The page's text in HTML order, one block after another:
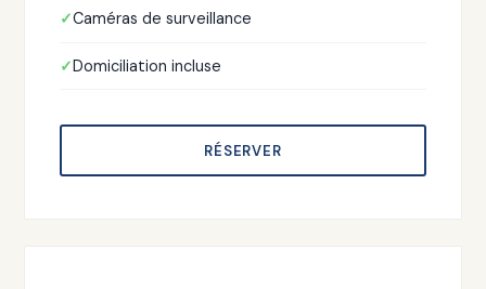
Caméras de surveillance
Domiciliation incluse
RÉSERVER